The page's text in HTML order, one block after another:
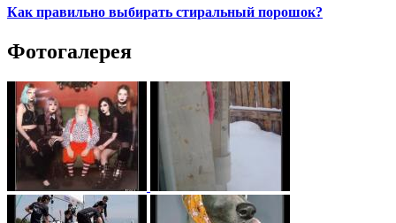
Как правильно выбирать стиральный порошок?
Фотогалерея